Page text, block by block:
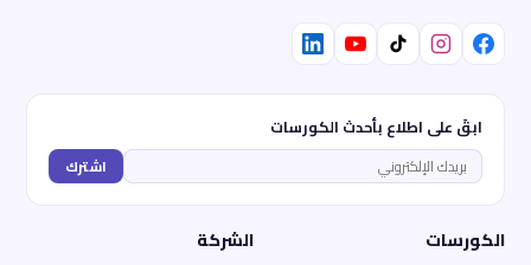
ابقَ على اطلاع بأحدث الكورسات
اشترك
الكورسات الشركة